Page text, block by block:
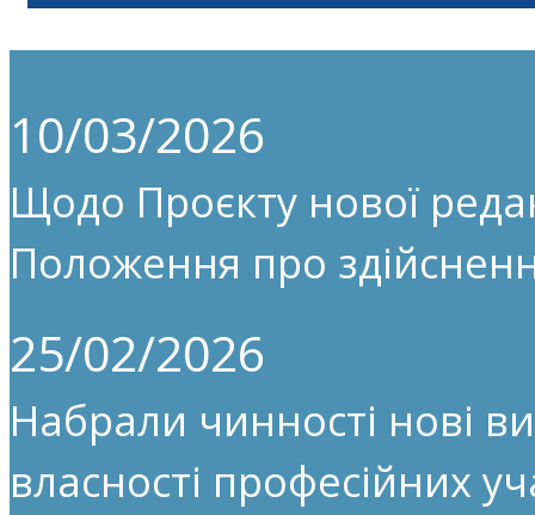
10/03/2026
Щодо Проєкту нової
Положення про
25/02/2026
Набрали чинності нові
власності професійних